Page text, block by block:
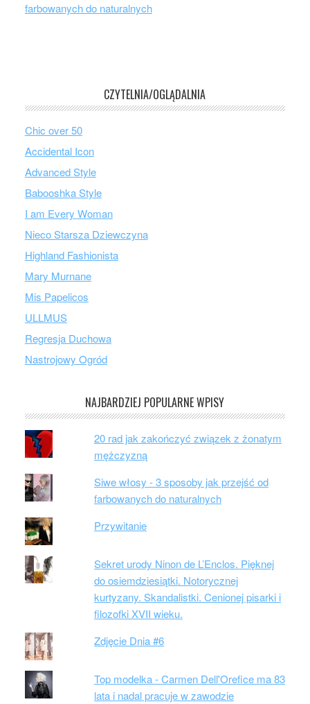
farbowanych do naturalnych
CZYTELNIA/OGLĄDALNIA
Chic over 50
Accidental Icon
Advanced Style
Babooshka Style
I am Every Woman
Nieco Starsza Dziewczyna
Highland Fashionista
Mary Murnane
Mis Papelicos
ULLMUS
Regresja Duchowa
Nastrojowy Ogród
NAJBARDZIEJ POPULARNE WPISY
20 rad jak zakończyć związek z żonatym
mężczyzną
Siwe włosy - 3 sposoby jak przejść od
farbowanych do naturalnych
Przywitanie
Sekret urody Ninon de L’Enclos. Pięknej
do osiemdziesiątki. Notorycznej
kurtyzany. Skandalistki. Cenionej pisarki i
filozofki XVII wieku.
Zdjęcie Dnia #6
Top modelka - Carmen Dell'Orefice ma 83
lata i nadal pracuje w zawodzie